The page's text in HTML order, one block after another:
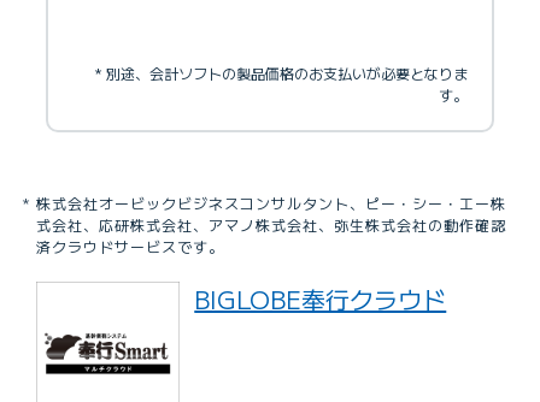
* 別途、会計ソフトの製品価格のお支払いが必要となりま
す。
株式会社オービックビジネスコンサルタント、ピー・シー・エー株
式会社、応研株式会社、アマノ株式会社、弥生株式会社の動作確認
済クラウドサービスです。
BIGLOBE奉行クラウド